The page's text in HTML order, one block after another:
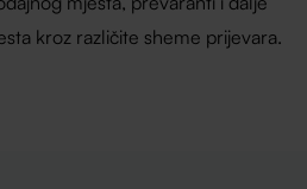
kroz različite sheme prijevara.